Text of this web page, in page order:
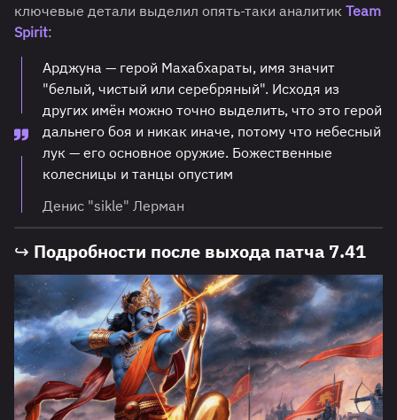
ключевые детали выделил опять-таки аналитик Team
Spirit:
Арджуна — герой Махабхараты, имя значит
"белый, чистый или серебряный". Исходя из
других имён можно точно выделить, что это герой
дальнего боя и никак иначе, потому что небесный
лук — его основное оружие. Божественные
колесницы и танцы опустим
Денис "sikle" Лерман
↪ Подробности после выхода патча 7.41